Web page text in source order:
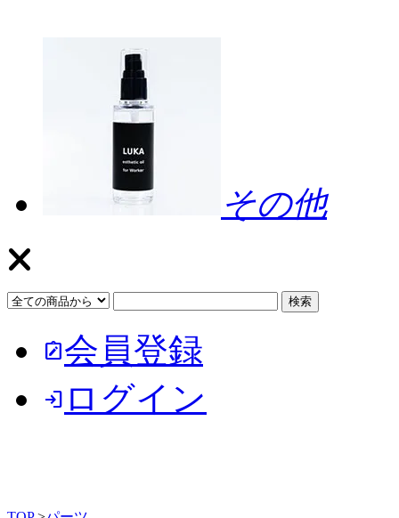
その他
note_alt会員登録
login ログイン